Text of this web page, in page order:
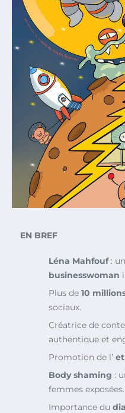
EN BREF
Léna Mahfouf:
businesswoman
Plus de 10
sociaux.
Créatrice de
authentique et
Promotion de l’
Body shaming :
femmes exposées.
Importance du